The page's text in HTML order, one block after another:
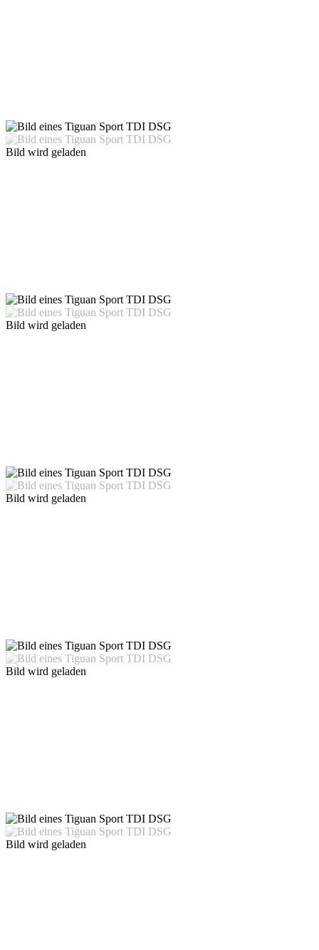
Bild wird geladen
Bild wird geladen
Bild wird geladen
Bild wird geladen
Bild wird geladen